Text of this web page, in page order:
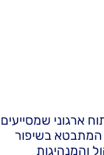
ארגוני שמסייעים
המתבטא בשיפור
והמנהיגות